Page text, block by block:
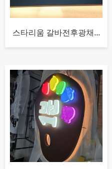
스타리움 갈바전후광채...